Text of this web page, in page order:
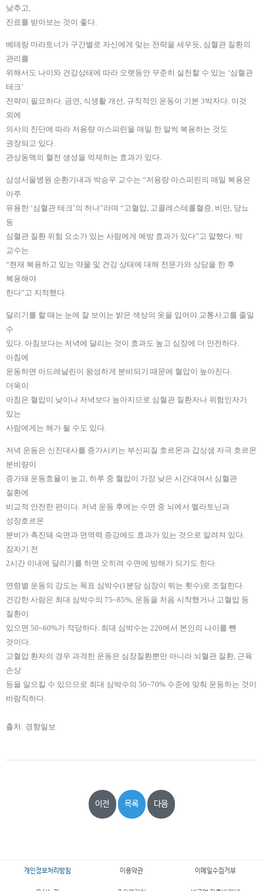
낮추고,
진료를 받아보는 것이 좋다.
베테랑 마라토너가 구간별로 자신에게 맞는 전략을 세우듯, 심혈관 질환의
관리를
위해서도 나이와 건강상태에 따라 오랫동안 꾸준히 실천할 수 있는 ‘심혈관
테크’
전략이 필요하다. 금연, 식생활 개선, 규칙적인 운동이 기본 3박자다. 이것
외에
의사의 진단에 따라 저용량 아스피린을 매일 한 알씩 복용하는 것도
권장되고 있다.
관상동맥의 혈전 생성을 억제하는 효과가 있다.
삼성서울병원 순환기내과 박승우 교수는 “저용량 아스피린의 매일 복용은
아주
유용한 ‘심혈관 테크’의 하나”라며 “고혈압, 고콜레스테롤혈증, 비만, 당뇨
등
심혈관 질환 위험 요소가 있는 사람에게 예방 효과가 있다”고 말했다. 박
교수는
“현재 복용하고 있는 약물 및 건강 상태에 대해 전문가와 상담을 한 후
복용해야
한다”고 지적했다.
달리기를 할 때는 눈에 잘 보이는 밝은 색상의 옷을 입어야 교통사고를 줄일
수
있다. 아침보다는 저녁에 달리는 것이 효과도 높고 심장에 더 안전하다.
아침에
운동하면 아드레날린이 왕성하게 분비되기 때문에 혈압이 높아진다.
더욱이
아침은 혈압이 낮이나 저녁보다 높아지므로 심혈관 질환자나 위험인자가
있는
사람에게는 해가 될 수도 있다.
저녁 운동은 신진대사를 증가시키는 부신피질 호르몬과 갑상샘 자극 호르몬
분비량이
증가돼 운동효율이 높고, 하루 중 혈압이 가장 낮은 시간대여서 심혈관
질환에
비교적 안전한 편이다. 저녁 운동 후에는 수면 중 뇌에서 멜라토닌과
성장호르몬
분비가 촉진돼 숙면과 면역력 증강에도 효과가 있는 것으로 알려져 있다.
잠자기 전
2시간 이내에 달리기를 하면 오히려 수면에 방해가 되기도 한다.
연령별 운동의 강도는 목표 심박수(1분당 심장이 뛰는 횟수)로 조절한다.
건강한 사람은 최대 심박수의 75~85%, 운동을 처음 시작했거나 고혈압 등
질환이
있으면 50~60%가 적당하다. 최대 심박수는 220에서 본인의 나이를 뺀
것이다.
고혈압 환자의 경우 과격한 운동은 심장질환뿐만 아니라 뇌혈관 질환, 근육
손상
등을 일으킬 수 있으므로 최대 심박수의 50~70% 수준에 맞춰 운동하는 것이
바람직하다.
출처: 경향일보
이전 목록 다음
개인정보처리방침 이용약관 이메일수집거부